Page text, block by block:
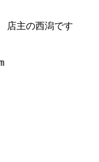
店主の西潟です